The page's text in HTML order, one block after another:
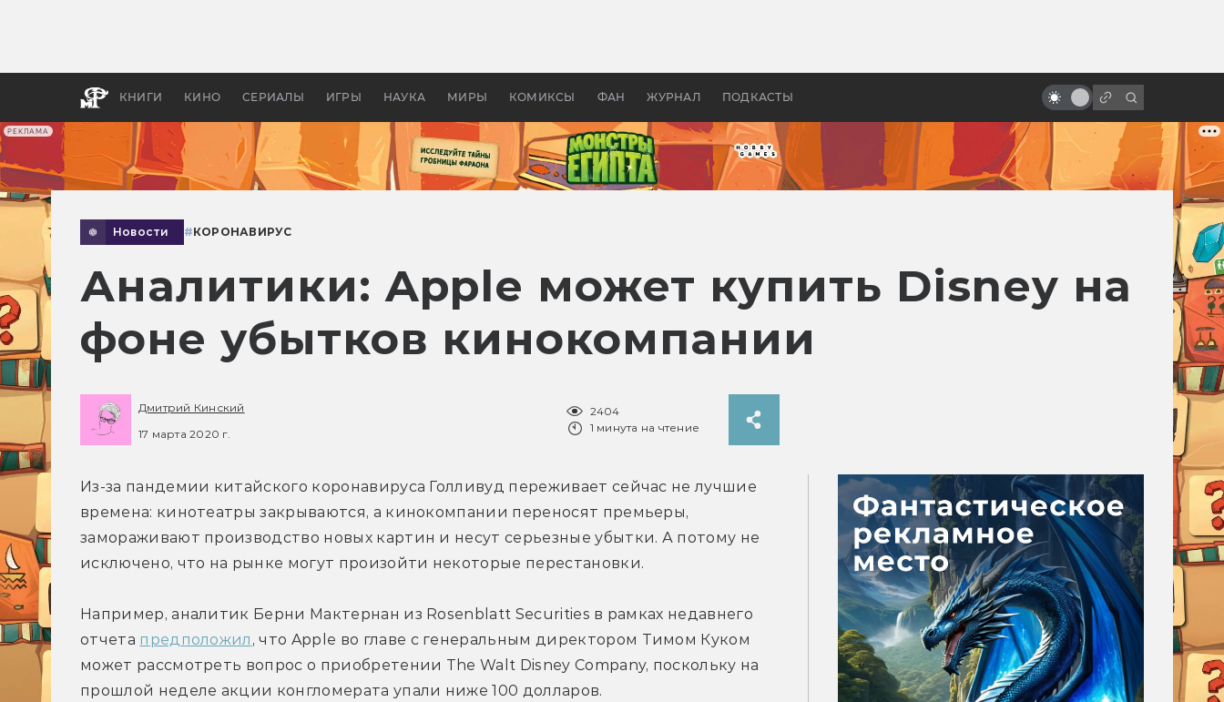
РЕКЛАМА
КНИГИ КИНО СЕРИАЛЫ ИГРЫ НАУКА МИРЫ КОМИКСЫ ФАН ЖУРНАЛ ПОДКАСТЫ
бы «Властелина колец»
Древней Грецией
мистика на съёмках
Новости #КОРОНАВИРУС
Аналитики: Apple может купить Disney на
фоне убытков кинокомпании
Дмитрий Кинский
17 марта 2020 г.
2404
1 минута на чтение
Из-за пандемии китайского коронавируса Голливуд переживает сейчас не лучшие
времена: кинотеатры закрываются, а кинокомпании переносят премьеры,
замораживают производство новых картин и несут серьезные убытки. А потому не
исключено, что на рынке могут произойти некоторые перестановки.
Например, аналитик Берни Мактернан из Rosenblatt Securities в рамках недавнего
отчета предположил , что Apple во главе с генеральным директором Тимом Куком
может рассмотреть вопрос о приобретении The Walt Disney Company, поскольку на
прошлой неделе акции конгломерата упали ниже 100 долларов.